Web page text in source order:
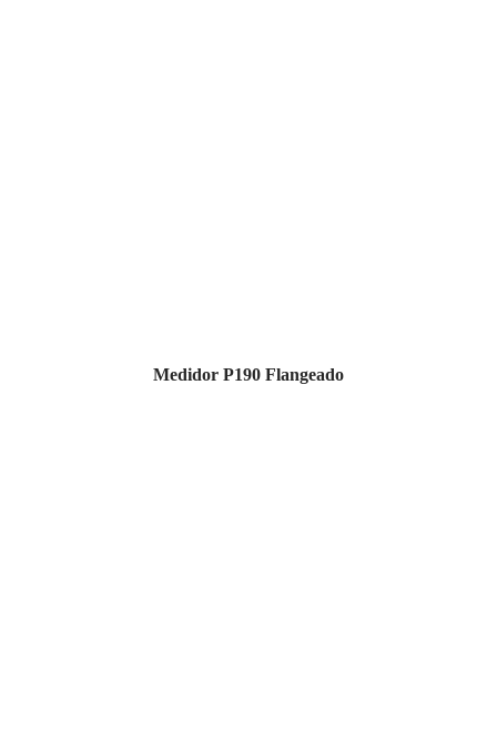
Medidor P190 Flangeado